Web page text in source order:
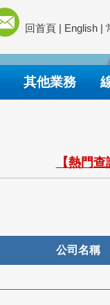
回首頁 | English |
其他業務
【熱門
公司名稱